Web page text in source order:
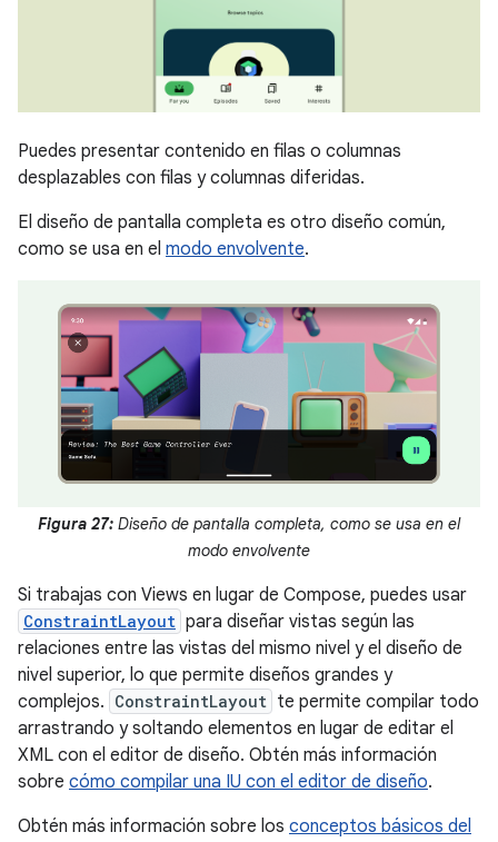
Puedes presentar contenido en filas o columnas
desplazables con filas y columnas diferidas.
El diseño de pantalla completa es otro diseño común,
como se usa en el modo envolvente.
Figura 27: Diseño de pantalla completa, como se usa en el
modo envolvente
Si trabajas con Views en lugar de Compose, puedes usar
ConstraintLayout para diseñar vistas según las
relaciones entre las vistas del mismo nivel y el diseño de
nivel superior, lo que permite diseños grandes y
complejos. ConstraintLayout te permite compilar todo
arrastrando y soltando elementos en lugar de editar el
XML con el editor de diseño. Obtén más información
sobre cómo compilar una IU con el editor de diseño.
Obtén más información sobre los conceptos básicos del